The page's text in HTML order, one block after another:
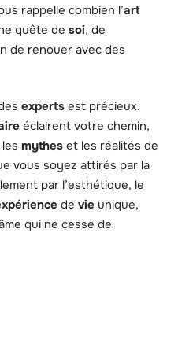
rappelle combien l’art
quête de soi, de
de renouer avec des
experts est précieux.
éclairent votre chemin,
mythes et les réalités de
vous soyez attirés par la
par l’esthétique, le
de vie unique,
qui ne cesse de